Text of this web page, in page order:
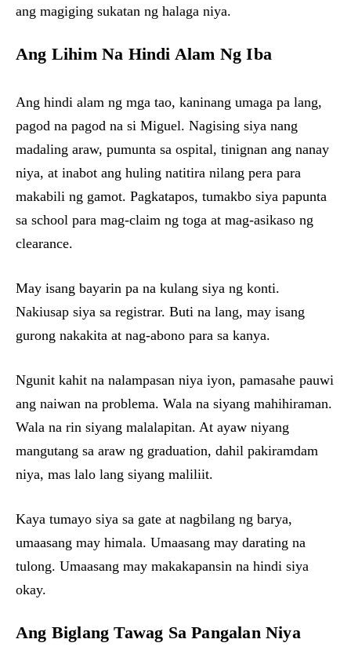
ang magiging sukatan ng halaga niya.
Ang Lihim Na Hindi Alam Ng Iba
Ang hindi alam ng mga tao, kaninang umaga pa lang,
pagod na pagod na si Miguel. Nagising siya nang
madaling araw, pumunta sa ospital, tinignan ang nanay
niya, at inabot ang huling natitira nilang pera para
makabili ng gamot. Pagkatapos, tumakbo siya papunta
sa school para mag-claim ng toga at mag-asikaso ng
clearance.
May isang bayarin pa na kulang siya ng konti.
Nakiusap siya sa registrar. Buti na lang, may isang
gurong nakakita at nag-abono para sa kanya.
Ngunit kahit na nalampasan niya iyon, pamasahe pauwi
ang naiwan na problema. Wala na siyang mahihiraman.
Wala na rin siyang malalapitan. At ayaw niyang
mangutang sa araw ng graduation, dahil pakiramdam
niya, mas lalo lang siyang maliliit.
Kaya tumayo siya sa gate at nagbilang ng barya,
umaasang may himala. Umaasang may darating na
tulong. Umaasang may makakapansin na hindi siya
okay.
Ang Biglang Tawag Sa Pangalan Niya